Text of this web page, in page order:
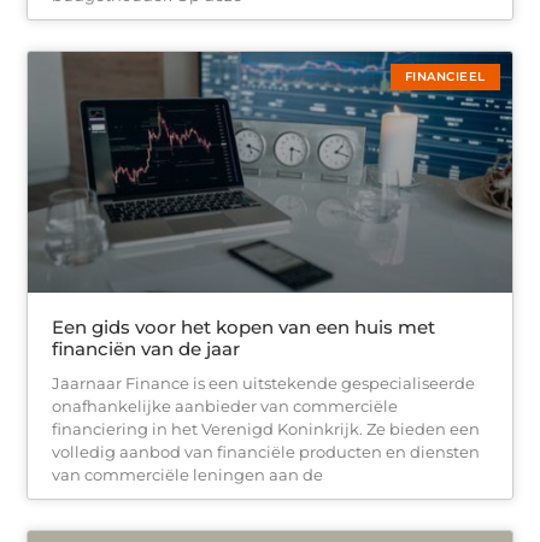
FINANCIEEL
Een gids voor het kopen van een huis met
financiën van de jaar
Jaarnaar Finance is een uitstekende gespecialiseerde
onafhankelijke aanbieder van commerciële
financiering in het Verenigd Koninkrijk. Ze bieden een
volledig aanbod van financiële producten en diensten
van commerciële leningen aan de